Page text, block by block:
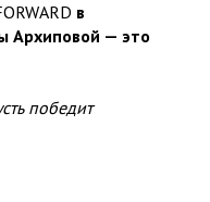
в
Архиповой — это
победит